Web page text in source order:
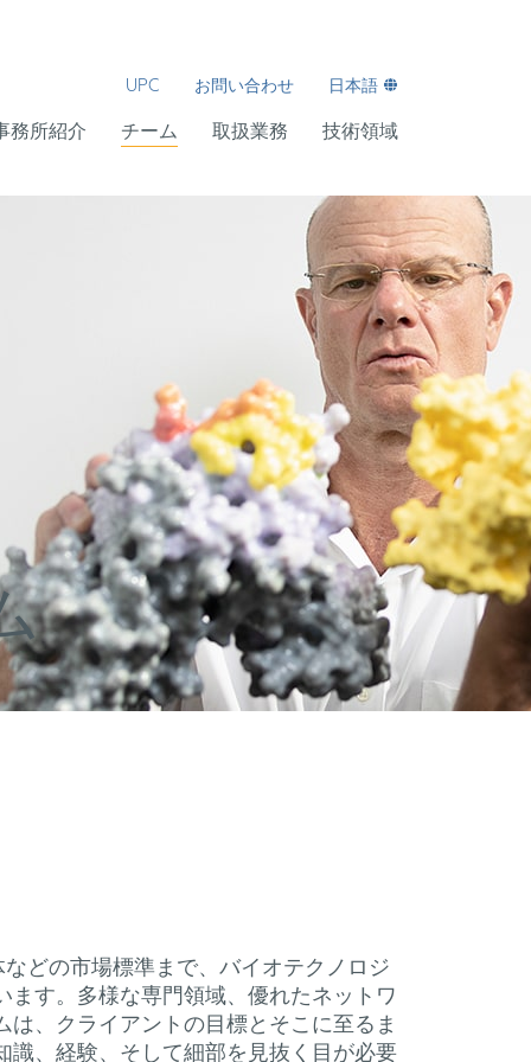
UPC お問い合わせ 日本語
務所紹介 チーム 取扱業務 技術領域
どの市場標準まで、バイオテクノロジ
す。多様な専門領域、優れたネットワ
、クライアントの目標とそこに至るま
、経験、そして細部を見抜く目が必要